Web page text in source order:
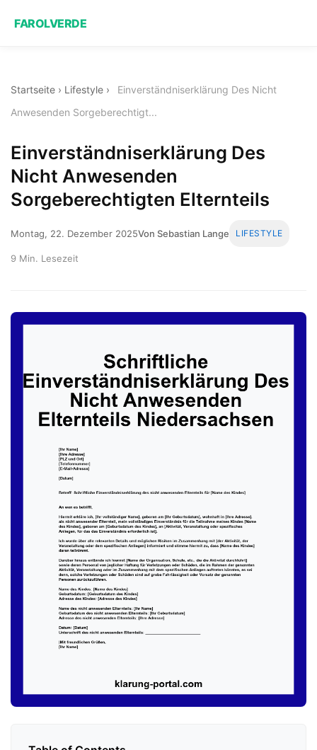
FAROLVERDE
Startseite › Lifestyle ›
Einverständniserklärung Des Nicht
Anwesenden Sorgeberechtigt...
Einverständniserklärung Des
Nicht Anwesenden
Sorgeberechtigten Elternteils
Montag, 22. Dezember 2025Von Sebastian Lange LIFESTYLE
9 Min. Lesezeit